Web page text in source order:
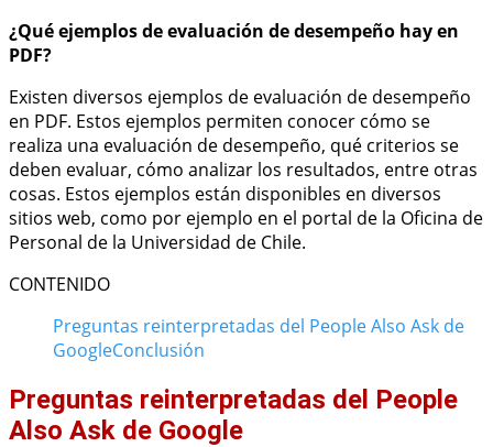
¿Qué ejemplos de evaluación de desempeño hay en
PDF?
Existen diversos ejemplos de evaluación de desempeño
en PDF. Estos ejemplos permiten conocer cómo se
realiza una evaluación de desempeño, qué criterios se
deben evaluar, cómo analizar los resultados, entre otras
cosas. Estos ejemplos están disponibles en diversos
sitios web, como por ejemplo en el portal de la Oficina de
Personal de la Universidad de Chile.
CONTENIDO
Preguntas reinterpretadas del People Also Ask de
GoogleConclusión
Preguntas reinterpretadas del People
Also Ask de Google